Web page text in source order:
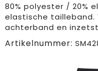
Promo
Papier
Merken
Overig textiel
Rugzakken
80% polyester / 20%
elastische tailleband.
achterband en
Artikelnummer: